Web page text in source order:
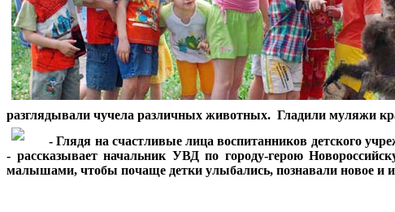
разглядывали чучела различных животных. Гладили муляжи
- Глядя на счастливые лица воспитанников детского
- рассказывает начальник УВД по городу-герою
малышами, чтобы почаще детки улыбались, познавали новое и